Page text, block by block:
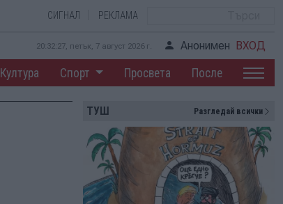
СИГНАЛ РЕКЛАМА
20:32:28, петък, 7 август 2026 г. Анонимен ВХОД
Култура Спорт Просвета После
ТУШ Разгледай всички